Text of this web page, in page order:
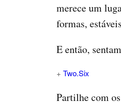
merece um
formas,
E então,
+ Two.Six
Partilhe com